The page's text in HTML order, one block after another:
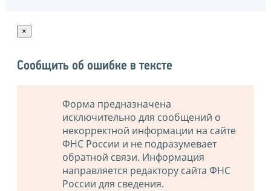
×
Сообщить об ошибке в тексте
Форма предназначена
исключительно для сообщений о
некорректной информации на сайте
ФНС России и не подразумевает
обратной связи. Информация
направляется редактору сайта ФНС
России для сведения.